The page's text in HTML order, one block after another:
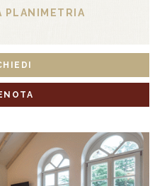
PLANIMETRIA